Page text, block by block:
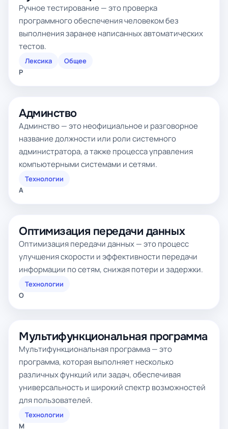
Ручное тестирование — это проверка
программного обеспечения человеком без
выполнения заранее написанных автоматических
тестов.
Лексика
Общее
Р
Админство
Админство — это неофициальное и разговорное
название должности или роли системного
администратора, а также процесса управления
компьютерными системами и сетями.
Технологии
А
Оптимизация передачи данных
Оптимизация передачи данных — это процесс
улучшения скорости и эффективности передачи
информации по сетям, снижая потери и задержки.
Технологии
О
Мультифункциональная программа
Мультифункциональная программа — это
программа, которая выполняет несколько
различных функций или задач, обеспечивая
универсальность и широкий спектр возможностей
для пользователей.
Технологии
М